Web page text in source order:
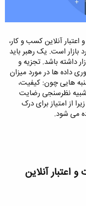
آنلاین کسب و کار،
بازار است. یک رهبر باید
داشته باشد. تجزیه و
داده ها در مورد میزان
هایی چون: کیفیت،
نظرسنجی رضایت
از امتیاز برای درک
می شود.
اعتبار آنلاین